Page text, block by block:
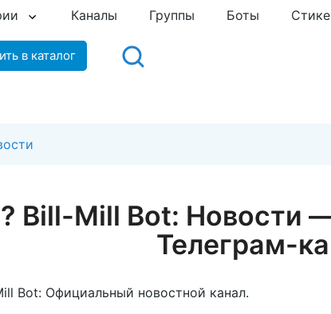
Каналы Группы Боты
в каталог
? Bill-Mill Bot: Новости
Телеграм-
Bot: Официальный новостной канал.